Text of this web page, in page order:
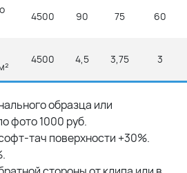
4500 90 75 60
4500 4,5 3,75 3
образца или
фото 1000 руб.
тач поверхности +30%.